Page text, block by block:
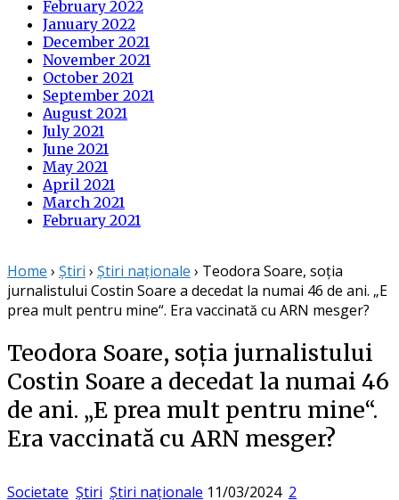
February 2022
January 2022
December 2021
November 2021
October 2021
September 2021
August 2021
July 2021
June 2021
May 2021
April 2021
March 2021
February 2021
Home › Știri › Știri naționale › Teodora Soare, soția
jurnalistului Costin Soare a decedat la numai 46 de ani. „E
prea mult pentru mine“. Era vaccinată cu ARN mesger?
Teodora Soare, soția jurnalistului
Costin Soare a decedat la numai 46
de ani. „E prea mult pentru mine“.
Era vaccinată cu ARN mesger?
Societate Știri Știri naționale 11/03/2024 2